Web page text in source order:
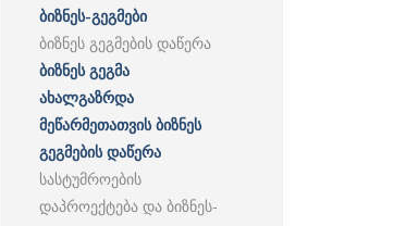
ბიზნეს-გეგმები
ბიზნეს გეგმების დაწერა
ბიზნეს გეგმა
ახალგაზრდა
მეწარმეთათვის ბიზნეს
გეგმების დაწერა
სასტუმროების
დაპროექტება და ბიზნეს-